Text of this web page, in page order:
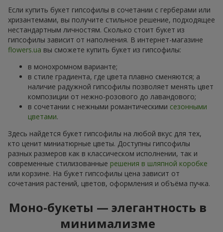
Если купить букет гипсофилы в сочетании с герберами или
хризантемами, вы получите стильное решение, подходящее
нестандартным личностям. Сколько стоит букет из
гипсофилы зависит от наполнения. В интернет-магазине
flowers.ua вы сможете купить букет из гипсофилы:
в монохромном варианте;
в стиле градиента, где цвета плавно сменяются; а
наличие радужной гипсофилы позволяет менять цвет
композиции от нежно-розового до лавандового;
в сочетании с нежными романтическими сезонными
цветами.
Здесь найдется букет гипсофилы на любой вкус для тех,
кто ценит миниатюрные цветы. Доступны гипсофилы
разных размеров как в классическом исполнении, так и
современные стилизованные решения в шляпной коробке
или корзине. На букет гипсофилы цена зависит от
сочетания растений, цветов, оформления и объёма пучка.
Моно-букеты — элегантность в
минимализме